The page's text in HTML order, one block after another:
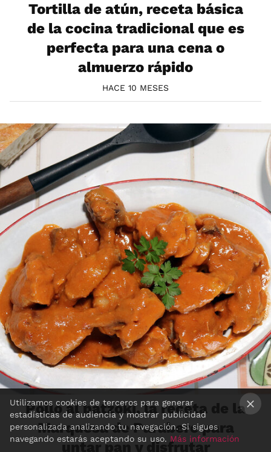
Tortilla de atún, receta básica
de la cocina tradicional que es
perfecta para una cena o
almuerzo rápido
HACE 10 MESES
Pollo al batzoki, la receta de la
Marquesa de Parabere para
untar pan y disfrutar
Utilizamos cookies de terceros para generar
estadísticas de audiencia y mostrar publicidad
personalizada analizando tu navegación. Si sigues
navegando estarás aceptando su uso. Más información